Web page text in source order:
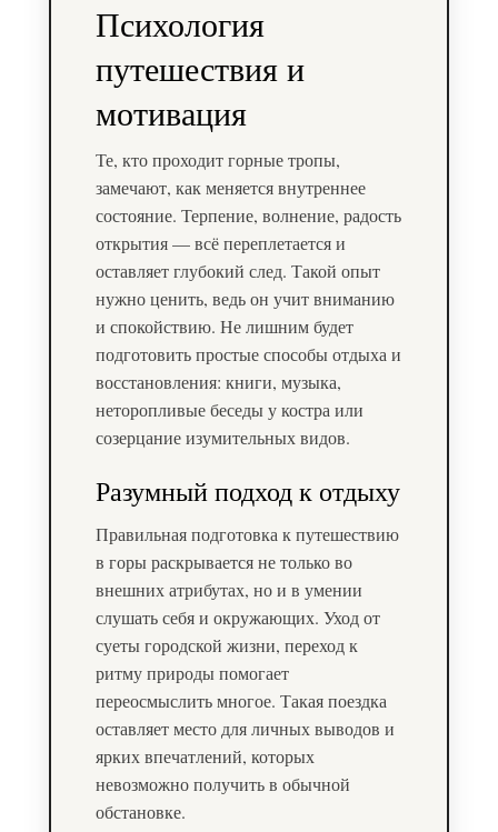
Психология
путешествия и
мотивация
Те, кто проходит горные тропы,
замечают, как меняется внутреннее
состояние. Терпение, волнение, радость
открытия — всё переплетается и
оставляет глубокий след. Такой опыт
нужно ценить, ведь он учит вниманию
и спокойствию. Не лишним будет
подготовить простые способы отдыха и
восстановления: книги, музыка,
неторопливые беседы у костра или
созерцание изумительных видов.
Разумный подход к отдыху
Правильная подготовка к путешествию
в горы раскрывается не только во
внешних атрибутах, но и в умении
слушать себя и окружающих. Уход от
суеты городской жизни, переход к
ритму природы помогает
переосмыслить многое. Такая поездка
оставляет место для личных выводов и
ярких впечатлений, которых
невозможно получить в обычной
обстановке.